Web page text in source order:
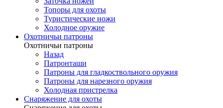
Топоры для охоты
Туристические ножи
Холодное оружие
Охотничьи патроны
Охотничьи патроны
Назад
Патронташи
Патроны для гладкоствольного оружия
Патроны для нарезного оружия
Холодная пристрелка
Снаряжение для охоты